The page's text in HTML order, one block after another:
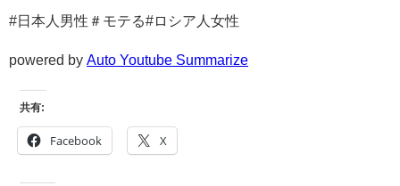
#日本人男性＃モテる#ロシア人女性
powered by Auto Youtube Summarize
共有:
Facebook X